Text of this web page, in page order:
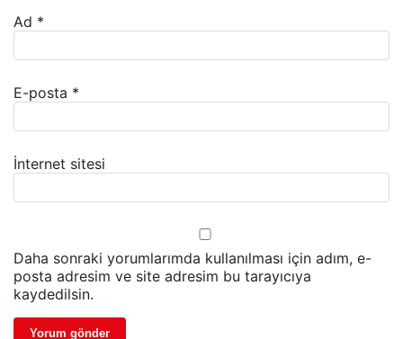
Ad *
E-posta *
İnternet sitesi
Daha sonraki yorumlarımda kullanılması için adım, e-
posta adresim ve site adresim bu tarayıcıya
kaydedilsin.